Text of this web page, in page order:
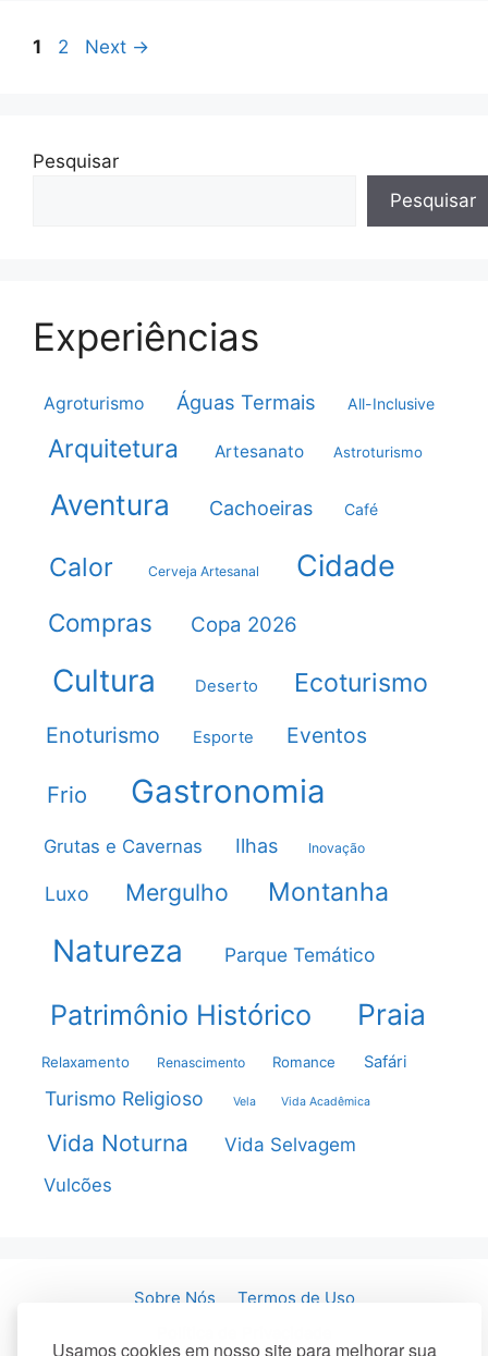
Usamos cookies em nosso site para melhorar sua
Page
1 Page
2 Next →
Pesquisar
Pesquisar
Experiências
Agroturismo Águas Termais All-Inclusive
Arquitetura Artesanato Astroturismo
Aventura Cachoeiras Café
Calor Cerveja Artesanal Cidade
Compras Copa 2026
Cultura Deserto Ecoturismo
Enoturismo Esporte Eventos
Frio Gastronomia
Grutas e Cavernas Ilhas Inovação
Luxo Mergulho Montanha
Natureza Parque Temático
Patrimônio Histórico Praia
Relaxamento Renascimento Romance Safári
Turismo Religioso Vela Vida Acadêmica
Vida Noturna Vida Selvagem
Vulcões
Sobre Nós
Termos de Uso